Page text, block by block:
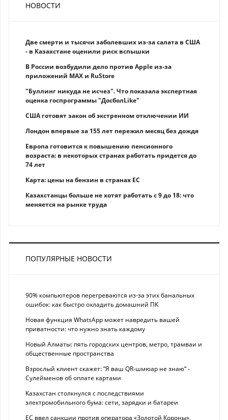
НОВОСТИ
Две смерти и тысячи заболевших из-за салата в США
- в Казахстане оценили риск вспышки
В России возбудили дело против Apple из-за
приложений MAX и RuStore
"Буллинг никуда не исчез". Что показала экспертная
оценка госпрограммы "ДосболLike"
США готовят закон об экстренном отключении ИИ
Лондон впервые за 155 лет пережил месяц без дождя
Европа готовится к повышению пенсионного
возраста: в некоторых странах работать придется до
74 лет
Карта: цены на бензин в странах ЕС
Казахстанцы больше не хотят работать с 9 до 18: что
меняется на рынке труда
ПОПУЛЯРНЫЕ НОВОСТИ
90% компьютеров перегреваются из-за этих банальных
ошибок: как быстро охладить домашний ПК
Новая функция WhatsApp может навредить вашей
приватности: что нужно знать каждому
Новый Алматы: пять городских центров, метро, трамваи и
общественные пространства
Взрослый клиент скажет: “Я ваш QR-шмюар не знаю“ -
Сулейменов об оплате картами
Казахстан столкнулся с последствиями
электромобильного бума: сети, зарядки и батареи
ЕС ввел санкции против оператора «Золотой Короны»,